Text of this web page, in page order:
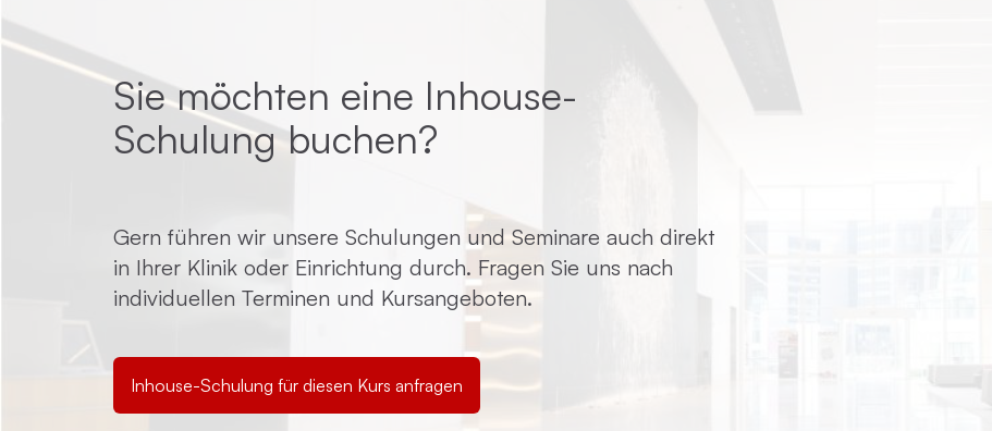
Sie möchten eine Inhouse-
Schulung buchen?
Gern führen wir unsere Schulungen und Seminare auch direkt
in Ihrer Klinik oder Einrichtung durch. Fragen Sie uns nach
individuellen Terminen und Kursangeboten.
Inhouse-Schulung für diesen Kurs anfragen